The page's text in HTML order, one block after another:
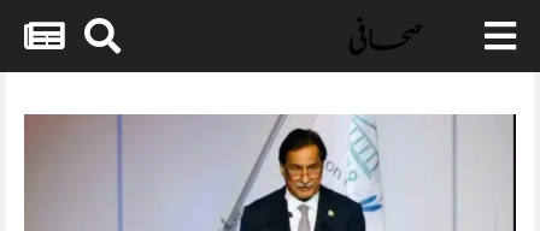
Skip
content